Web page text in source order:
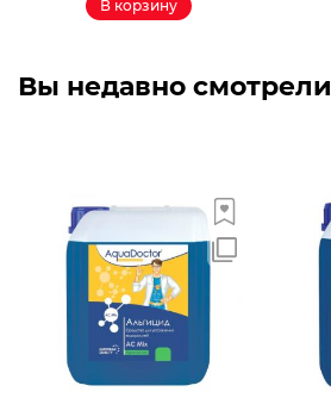
В корзину
Вы недавно смотрели